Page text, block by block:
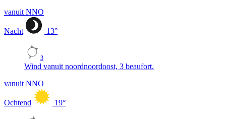
vanuit NNO
Nacht 13°
3
Wind vanuit noordnoordoost, 3 beaufort.
vanuit NNO
Ochtend 19°